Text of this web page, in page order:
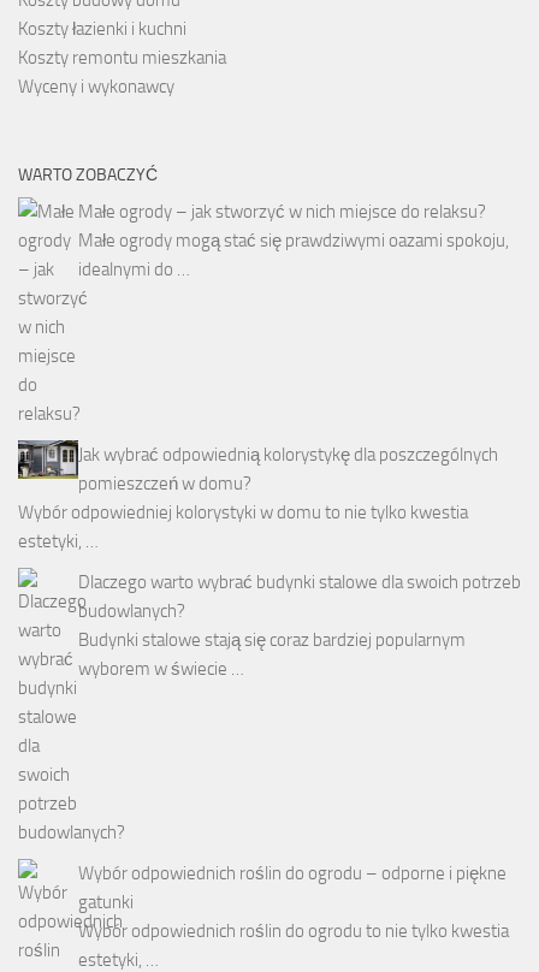
Koszty łazienki i kuchni
Koszty remontu mieszkania
Wyceny i wykonawcy
WARTO ZOBACZYĆ
Małe ogrody – jak stworzyć w nich miejsce do relaksu?
Małe ogrody mogą stać się prawdziwymi oazami spokoju,
idealnymi do …
Jak wybrać odpowiednią kolorystykę dla poszczególnych
pomieszczeń w domu?
Wybór odpowiedniej kolorystyki w domu to nie tylko kwestia
estetyki, …
Dlaczego warto wybrać budynki stalowe dla swoich potrzeb
budowlanych?
Budynki stalowe stają się coraz bardziej popularnym
wyborem w świecie …
Wybór odpowiednich roślin do ogrodu – odporne i piękne
gatunki
Wybór odpowiednich roślin do ogrodu to nie tylko kwestia
estetyki, …